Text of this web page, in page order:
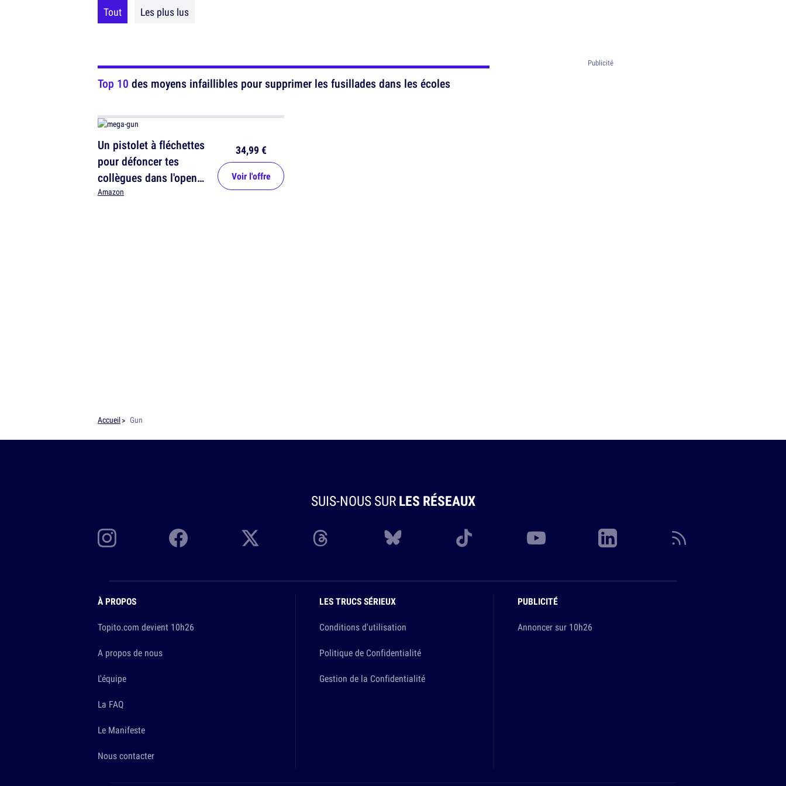
Tout Les plus lus
Top 10 des moyens infaillibles pour supprimer les fusillades dans les écoles
Un pistolet à fléchettes
pour défoncer tes
collègues dans l'open
space
Amazon
34,99 €
Voir l'offre
Accueil Gun
SUIS-NOUS SURLES RÉSEAUX
À PROPOS
Topito.com devient 10h26
A propos de nous
L'équipe
La FAQ
Le Manifeste
Nous contacter
LES TRUCS SÉRIEUX
Conditions d'utilisation
Politique de Confidentialité
Gestion de la Confidentialité
PUBLICITÉ
Annoncer sur 10h26